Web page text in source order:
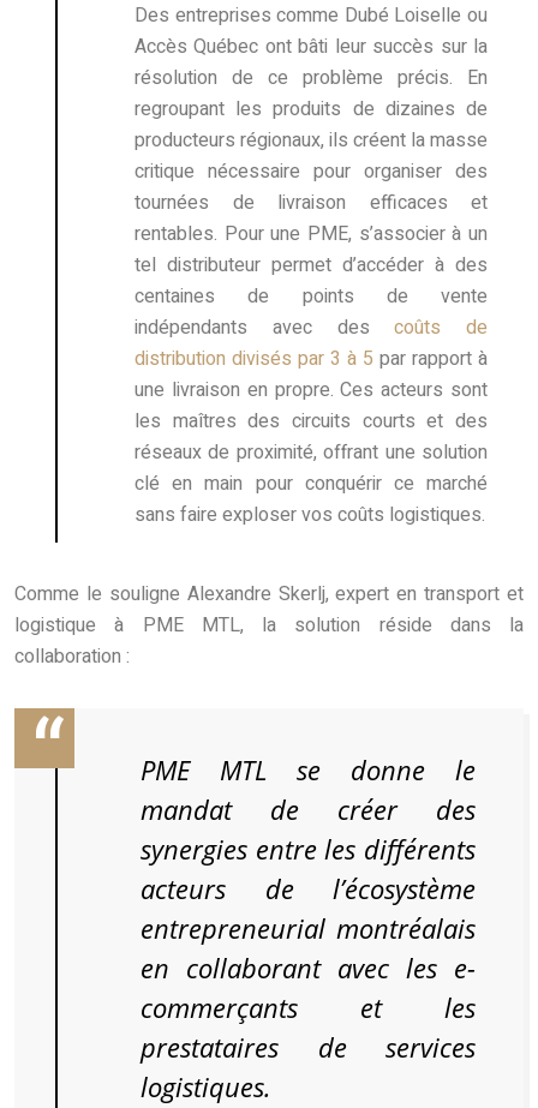
Des entreprises comme Dubé Loiselle ou
Accès Québec ont bâti leur succès sur la
résolution de ce problème précis. En
regroupant les produits de dizaines de
producteurs régionaux, ils créent la masse
critique nécessaire pour organiser des
tournées de livraison efficaces et
rentables. Pour une PME, s’associer à un
tel distributeur permet d’accéder à des
centaines de points de vente
indépendants avec descoûts de
distribution divisés par 3 à 5 par rapport à
une livraison en propre. Ces acteurs sont
les maîtres des circuits courts et des
réseaux de proximité, offrant une solution
clé en main pour conquérir ce marché
sans faire exploser vos coûts logistiques.
Comme le souligne Alexandre Skerlj, expert en transport et
logistique à PME MTL, la solution réside dans la
collaboration :
PME MTL se donne le
mandat de créer des
synergies entre les différents
acteurs de l’écosystème
entrepreneurial montréalais
en collaborant avec les e-
commerçants et les
prestataires de services
logistiques.